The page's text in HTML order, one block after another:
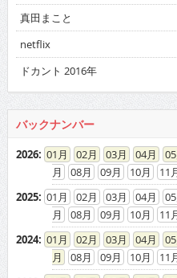
真田まこと
netflix
ドカント 2016年
バックナンバー
2026: 01 02 03 04 05
08
09 10 11
2025: 01 02 03 04 05
08
09 10 11
2024: 01 02 03 04 05
08
09 10 11